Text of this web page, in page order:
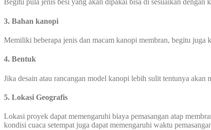
Begitu pula jenis besi yang akan dipakai bisa di sesuaikan dengan
3. Bahan kanopi
Memiliki beberapa jenis dan macam kanopi membran, begitu juga
4. Bentuk
Jika desain atau rancangan model kanopi lebih sulit tentunya akan
5. Lokasi Geografis
Lokasi proyek dapat memengaruhi biaya pemasangan atap
kondisi cuaca setempat juga dapat memengaruhi waktu